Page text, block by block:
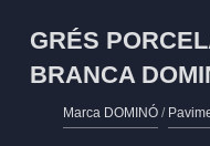
GRÉS
BRANCA
Marca DOMINÓ /